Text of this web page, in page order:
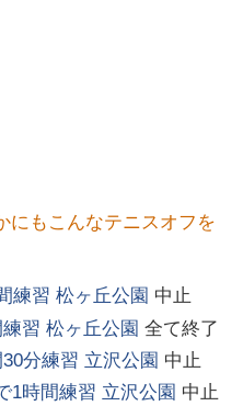
にもこんなテニスオフを
練習 松ヶ丘公園 中止
習 松ヶ丘公園 全て終了
分練習 立沢公園 中止
1時間練習 立沢公園 中止